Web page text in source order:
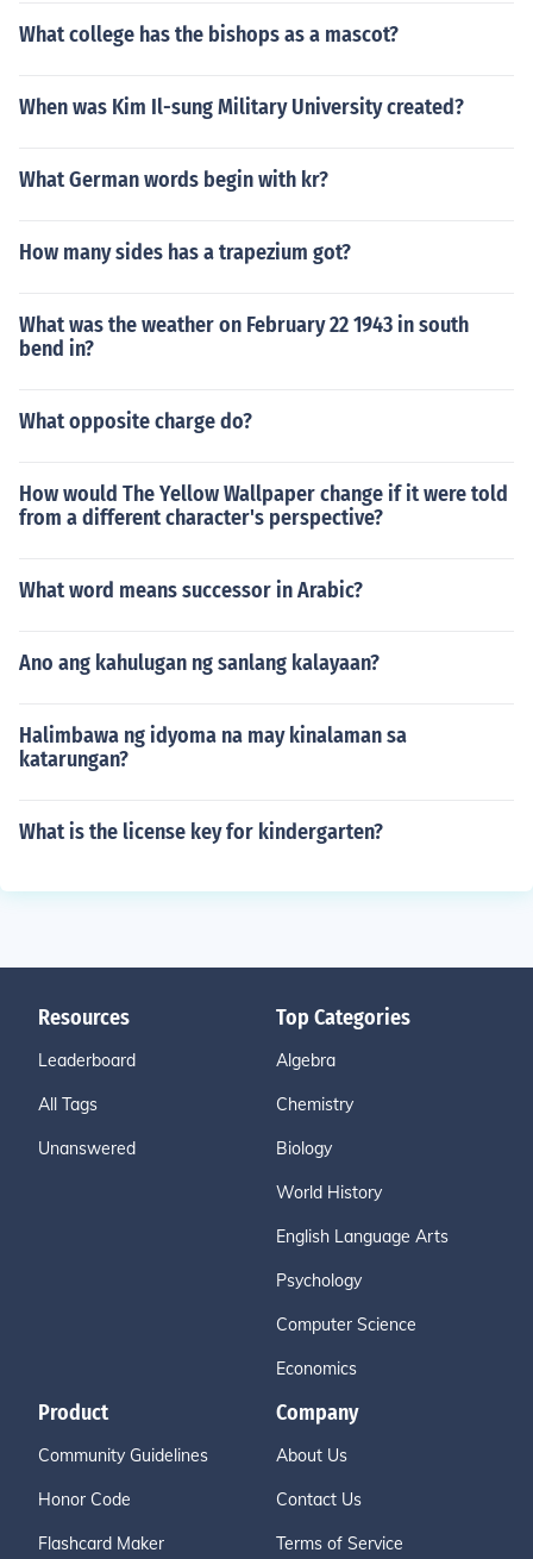
What college has the bishops as a mascot?
When was Kim Il-sung Military University created?
What German words begin with kr?
How many sides has a trapezium got?
What was the weather on February 22 1943 in south
bend in?
What opposite charge do?
How would The Yellow Wallpaper change if it were told
from a different character's perspective?
What word means successor in Arabic?
Ano ang kahulugan ng sanlang kalayaan?
Halimbawa ng idyoma na may kinalaman sa
katarungan?
What is the license key for kindergarten?
Resources
Leaderboard
All Tags
Unanswered
Top Categories
Algebra
Chemistry
Biology
World History
English Language Arts
Psychology
Computer Science
Economics
Product
Community Guidelines
Honor Code
Flashcard Maker
Company
About Us
Contact Us
Terms of Service